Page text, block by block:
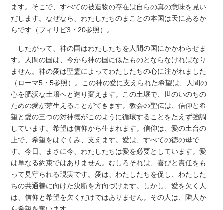
ます。そこで、すべての被造物の存在は自らの真の意味を見い
だします。なぜなら、わたしたちのまことの本国は天にあるか
らです（フィリピ3・20参照）。
したがって、神の国はわたしたちを人間の国にかかわらせま
す。人間の国は、今から神の国に似たものとならなければなり
ません。神の愛は聖霊によってわたしたちの心に注がれました
（ローマ5・5参照）。この神の愛に支えられた希望は、人間の
心を肥沃な土壌へと造り変えます。この土壌で、世のいのちの
ための愛が芽生えることができます。教会の聖伝は、信仰と希
望と愛の三つの対神徳がこのように循環することをたえず強調
しています。希望は信仰から生まれます。信仰は、愛の土台の
上で、希望をはぐくみ、支えます。愛は、すべての徳の母で
す。今日、まさに今、わたしたちは愛を必要としています。愛
は単なる約束ではありません。むしろそれは、喜びと責任をも
って見守られる現実です。愛は、わたしたちを促し、わたした
ちの共通善に向けた決断を方向づけます。しかし、愛を欠く人
は、信仰と希望を欠くだけではありません。その人は、隣人か